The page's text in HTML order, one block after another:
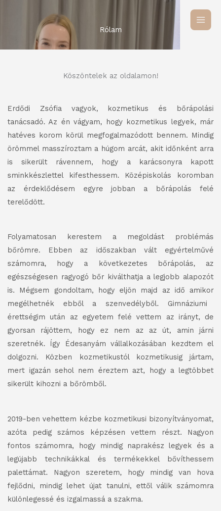
Rólam
Köszöntelek az oldalamon!
Erdődi Zsófia vagyok, kozmetikus és bőrápolási
tanácsadó. Az én vágyam, hogy kozmetikus legyek, már
hatéves korom körül megfogalmazódott bennem. Mindig
örömmel masszíroztam a húgom arcát, akit időnként arra
is sikerült rávennem, hogy a karácsonyra kapott
sminkkészlettel kifesthessem. Középiskolás koromban
az érdeklődésem egyre jobban a bőrápolás felé
terelődött.
Folyamatosan kerestem a megoldást problémás
bőrömre. Ebben az időszakban vált egyértelművé
számomra,
hogy a következetes bőrápolás, az
egészségesen ragyogó bőr kiválthatja a legjobb alapozót
is. Mégsem gondoltam, hogy eljön majd az idő amikor
megélhetnék ebből a szenvedélyből. Gimnáziumi
érettségim után az egyetem felé vettem az irányt, de
gyorsan rájöttem, hogy ez nem az az út, amin járni
szeretnék. Így Édesanyám vállalkozásában kezdtem el
dolgozni. Közben kozmetikustól kozmetikusig jártam,
mert igazán sehol nem éreztem azt, hogy a legtöbbet
sikerült kihozni a bőrömből.
2019-ben vehettem kézbe kozmetikusi bizonyítványomat,
azóta pedig számos képzésen vettem részt. Nagyon
fontos számomra, hogy mindig naprakész legyek és a
legújabb technikákkal és termékekkel bővíthessem
palettámat. Nagyon szeretem, hogy mindig van hova
fejlődni, mindig lehet újat tanulni, ettől válik számomra
különlegessé és izgalmassá a szakma.